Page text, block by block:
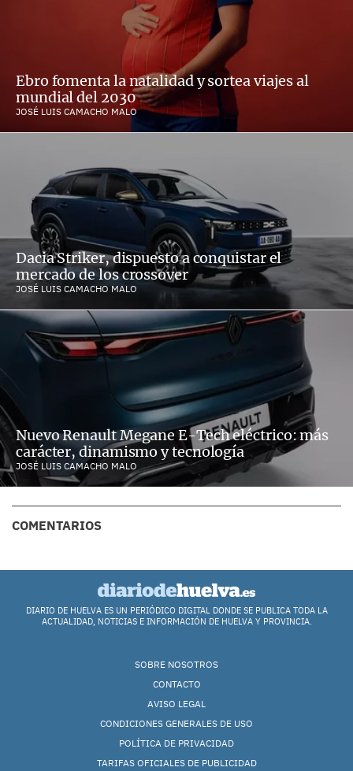
Ebro fomenta la natalidad y sortea viajes al
mundial del 2030
JOSÉ LUIS CAMACHO MALO
Dacia Striker, dispuesto a conquistar el
mercado de los crossover
JOSÉ LUIS CAMACHO MALO
Nuevo Renault Megane E-Tech eléctrico: más
carácter, dinamismo y tecnología
JOSÉ LUIS CAMACHO MALO
COMENTARIOS
DIARIO DE HUELVA ES UN PERIÓDICO DIGITAL DONDE SE PUBLICA TODA LA
ACTUALIDAD, NOTICIAS E INFORMACIÓN DE HUELVA Y PROVINCIA.
SOBRE NOSOTROS
CONTACTO
AVISO LEGAL
CONDICIONES GENERALES DE USO
POLÍTICA DE PRIVACIDAD
TARIFAS OFICIALES DE PUBLICIDAD